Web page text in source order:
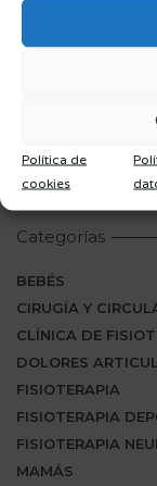
Política de
cookies
Categorías
BEBÉS
CIRUGÍA Y
CLÍNICA DE
DOLORES
FISIOTERAPIA
FISIOTERAPIA
FISIOTERAPIA
MAMÁS